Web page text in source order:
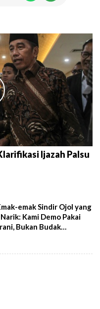
Ijazah Palsu
emak Sindir Ojol yang
Kami Demo Pakai
Bukan Budak